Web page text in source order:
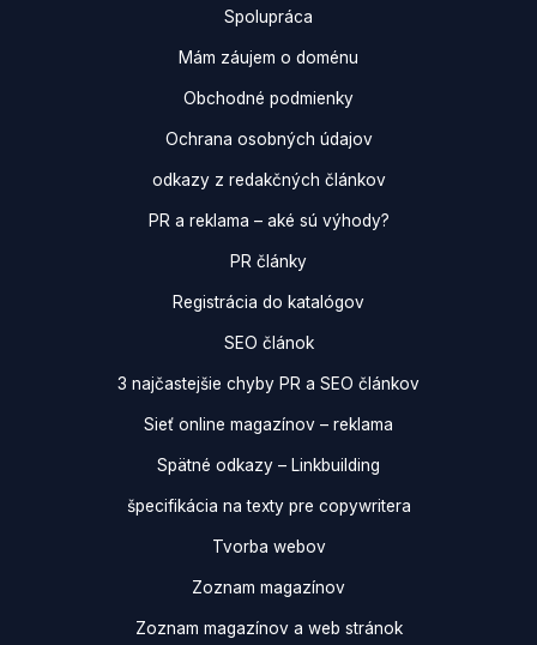
Spolupráca
Mám záujem o doménu
Obchodné podmienky
Ochrana osobných údajov
odkazy z redakčných článkov
PR a reklama – aké sú výhody?
PR články
Registrácia do katalógov
SEO článok
3 najčastejšie chyby PR a SEO článkov
Sieť online magazínov – reklama
Spätné odkazy – Linkbuilding
špecifikácia na texty pre copywritera
Tvorba webov
Zoznam magazínov
Zoznam magazínov a web stránok